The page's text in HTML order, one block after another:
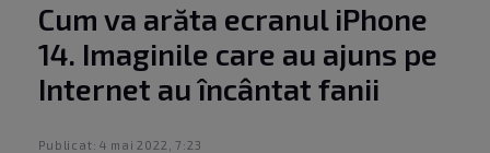
Cum va arăta ecranul iPhone
14. Imaginile care au ajuns pe
Internet au încântat fanii
Publicat: 4 mai 2022, 7:23